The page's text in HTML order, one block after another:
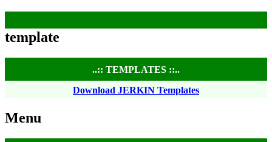
template
..:: TEMPLATES ::..
Download JERKIN Templates
Menu